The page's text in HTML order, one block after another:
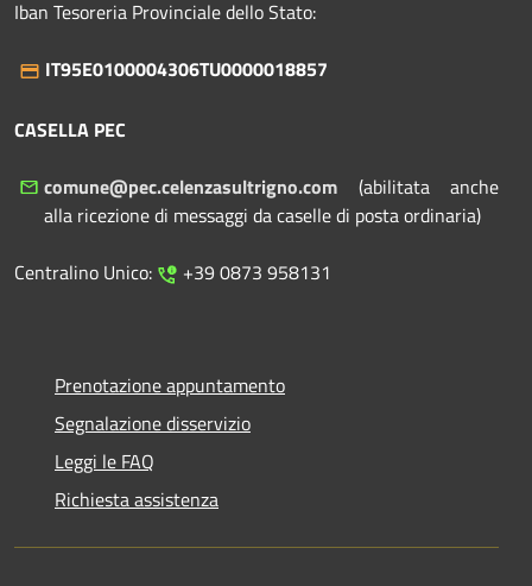
Iban Tesoreria Provinciale dello Stato:
IT95E0100004306TU0000018857
CASELLA PEC
comune@pec.celenzasultrigno.com (abilitata anche
alla ricezione di messaggi da caselle di posta ordinaria)
Centralino Unico:
+39 0873 958131
Prenotazione appuntamento
Segnalazione disservizio
Leggi le FAQ
Richiesta assistenza